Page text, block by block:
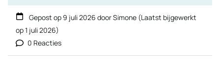
Gepost op 9 juli 2026 doorSimone (Laatst bijgewerkt
op1 juli 2026)
0 Reacties